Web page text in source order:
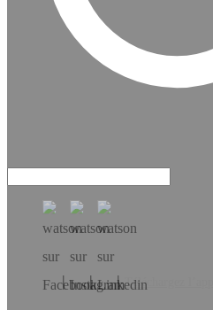
Téléchargez l’app!